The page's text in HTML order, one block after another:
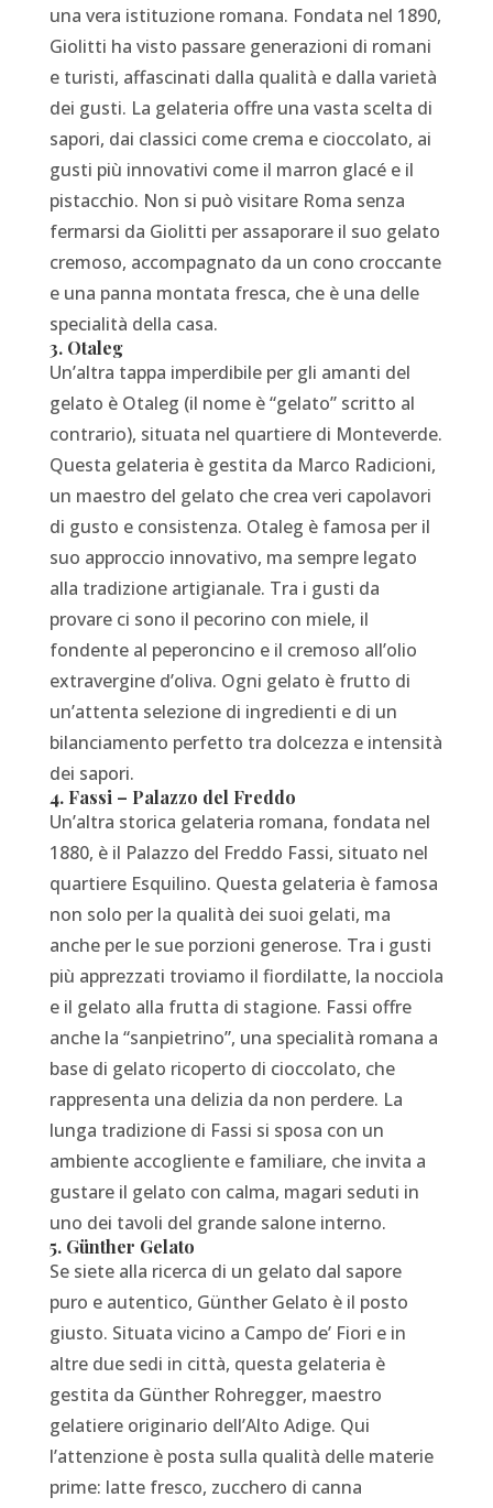
una vera istituzione romana. Fondata nel 1890,
Giolitti ha visto passare generazioni di romani
e turisti, affascinati dalla qualità e dalla varietà
dei gusti. La gelateria offre una vasta scelta di
sapori, dai classici come crema e cioccolato, ai
gusti più innovativi come il marron glacé e il
pistacchio. Non si può visitare Roma senza
fermarsi da Giolitti per assaporare il suo gelato
cremoso, accompagnato da un cono croccante
e una panna montata fresca, che è una delle
specialità della casa.
3. Otaleg
Un’altra tappa imperdibile per gli amanti del
gelato è Otaleg (il nome è “gelato” scritto al
contrario), situata nel quartiere di Monteverde.
Questa gelateria è gestita da Marco Radicioni,
un maestro del gelato che crea veri capolavori
di gusto e consistenza. Otaleg è famosa per il
suo approccio innovativo, ma sempre legato
alla tradizione artigianale. Tra i gusti da
provare ci sono il pecorino con miele, il
fondente al peperoncino e il cremoso all’olio
extravergine d’oliva. Ogni gelato è frutto di
un’attenta selezione di ingredienti e di un
bilanciamento perfetto tra dolcezza e intensità
dei sapori.
4. Fassi – Palazzo del Freddo
Un’altra storica gelateria romana, fondata nel
1880, è il Palazzo del Freddo Fassi, situato nel
quartiere Esquilino. Questa gelateria è famosa
non solo per la qualità dei suoi gelati, ma
anche per le sue porzioni generose. Tra i gusti
più apprezzati troviamo il fiordilatte, la nocciola
e il gelato alla frutta di stagione. Fassi offre
anche la “sanpietrino”, una specialità romana a
base di gelato ricoperto di cioccolato, che
rappresenta una delizia da non perdere. La
lunga tradizione di Fassi si sposa con un
ambiente accogliente e familiare, che invita a
gustare il gelato con calma, magari seduti in
uno dei tavoli del grande salone interno.
5. Günther Gelato
Se siete alla ricerca di un gelato dal sapore
puro e autentico, Günther Gelato è il posto
giusto. Situata vicino a Campo de’ Fiori e in
altre due sedi in città, questa gelateria è
gestita da Günther Rohregger, maestro
gelatiere originario dell’Alto Adige. Qui
l’attenzione è posta sulla qualità delle materie
prime: latte fresco, zucchero di canna